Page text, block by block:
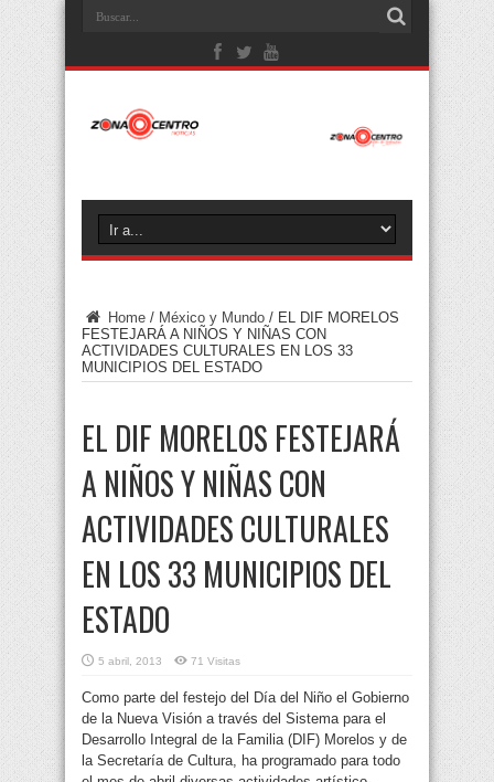
Home / México y Mundo / EL DIF MORELOS
FESTEJARÁ A NIÑOS Y NIÑAS CON
ACTIVIDADES CULTURALES EN LOS 33
MUNICIPIOS DEL ESTADO
EL DIF MORELOS FESTEJARÁ
A NIÑOS Y NIÑAS CON
ACTIVIDADES CULTURALES
EN LOS 33 MUNICIPIOS DEL
ESTADO
5 abril, 2013 71 Visitas
Como parte del festejo del Día del Niño el Gobierno
de la Nueva Visión a través del Sistema para el
Desarrollo Integral de la Familia (DIF) Morelos y de
la Secretaría de Cultura, ha programado para todo